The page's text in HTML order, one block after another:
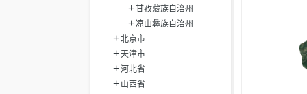
甘孜藏族自治州
凉山彝族自治州
北京市
天津市
河北省
山西省